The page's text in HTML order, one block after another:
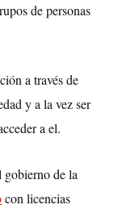
de personas
a través de
y a la vez ser
a el.
de la
con licencias